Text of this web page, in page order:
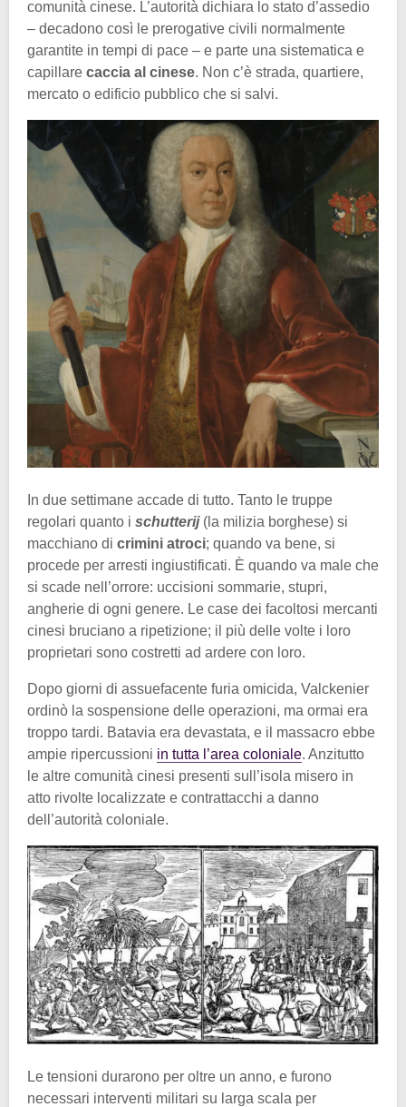
comunità cinese. L’autorità dichiara lo stato d’assedio
– decadono così le prerogative civili normalmente
garantite in tempi di pace – e parte una sistematica e
capillare caccia al cinese. Non c’è strada, quartiere,
mercato o edificio pubblico che si salvi.
In due settimane accade di tutto. Tanto le truppe
regolari quanto i schutterij (la milizia borghese) si
macchiano di crimini atroci; quando va bene, si
procede per arresti ingiustificati. È quando va male che
si scade nell’orrore: uccisioni sommarie, stupri,
angherie di ogni genere. Le case dei facoltosi mercanti
cinesi bruciano a ripetizione; il più delle volte i loro
proprietari sono costretti ad ardere con loro.
Dopo giorni di assuefacente furia omicida, Valckenier
ordinò la sospensione delle operazioni, ma ormai era
troppo tardi. Batavia era devastata, e il massacro ebbe
ampie ripercussioni in tutta l’area coloniale. Anzitutto
le altre comunità cinesi presenti sull’isola misero in
atto rivolte localizzate e contrattacchi a danno
dell’autorità coloniale.
Le tensioni durarono per oltre un anno, e furono
necessari interventi militari su larga scala per